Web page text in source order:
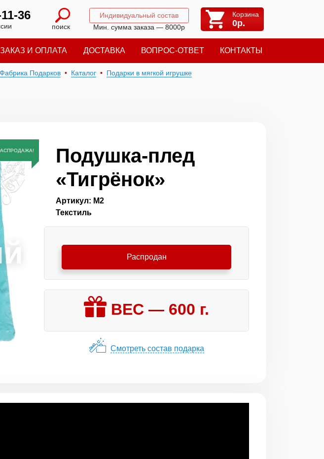
36
поиск
Индивидуальный состав
Мин. сумма заказа — 8000р
Корзина
0р.
ЗАКАЗ И ОПЛАТА ДОСТАВКА ВОПРОС-ОТВЕТ КОНТАКТЫ
Подарков Каталог
Подарки в мягкой игрушке
Подушка-плед
«Тигрёнок»
Артикул: М2
Текстиль
Распродан
ВЕС — 600 г.
Смотреть состав подарка